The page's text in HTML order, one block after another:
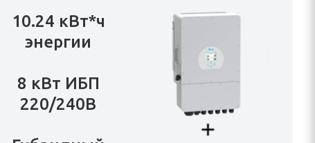
10.24 кВт*ч
энергии
8 кВт ИБП
220/240В